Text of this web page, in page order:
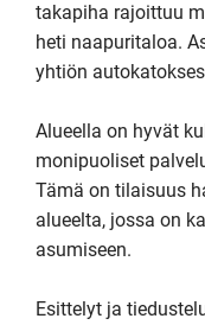
takapiha rajoittuu
heti naapuritaloa.
yhtiön
Alueella on hyvät
monipuoliset
Tämä on tilaisuus
alueelta, jossa on
asumiseen.
Esittelyt ja